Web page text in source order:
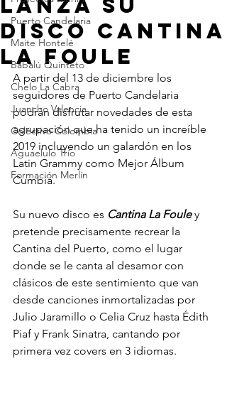
26 años cambiando
el mundo con música
Puerto Candelaria
Maite Hontelé
Babalú Quinteto
Chelo La Cabra
Juancho Valencia
Colectivo Colombia
Aguaelulo Trío
Formación Merlín
lanza su
disco Cantina
La Foule
A partir del 13 de diciembre los
seguidores de Puerto Candelaria
podrán disfrutar novedades de esta
agrupación que ha tenido un increíble
2019 incluyendo un galardón en los
Latin Grammy como Mejor Álbum
Cumbia.
Su nuevo disco es Cantina La Foule y
pretende precisamente recrear la
Cantina del Puerto, como el lugar
donde se le canta al desamor con
clásicos de este sentimiento que van
desde canciones inmortalizadas por
Julio Jaramillo o Celia Cruz hasta Édith
Piaf y Frank Sinatra, cantando por
primera vez covers en 3 idiomas.